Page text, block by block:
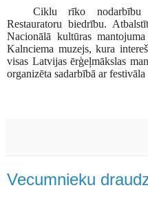
Ciklu rīko nodarbību
Restauratoru biedrību.
Nacionālā kultūras
Kalnciema muzejs, kura
visas Latvijas ērģeļmākslas
organizēta sadarbībā ar
Vecumnieku